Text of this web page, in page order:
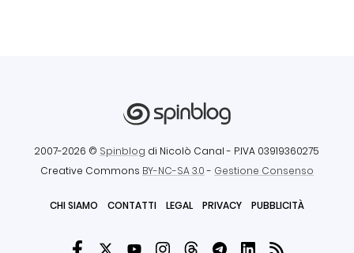
2007-2026 © Spinblog di Nicolò Canal - P.IVA 03919360275
Creative Commons BY-NC-SA 3.0- Gestione Consenso
CHI SIAMO CONTATTI LEGAL PRIVACY PUBBLICITÀ